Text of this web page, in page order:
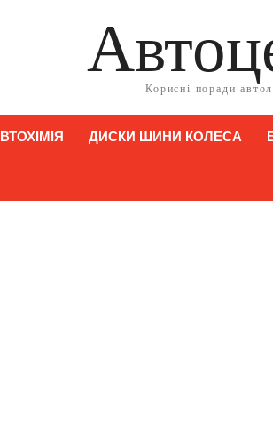
Корисні поради
ДИСКИ ШИНИ КОЛЕСА